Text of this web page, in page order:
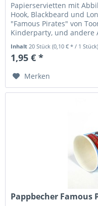
Papierservietten mit
Hook, Blackbeard und
"Famous Pirates" von
Kinderparty, und andere
Inhalt20 Stück(0,10 € * / 1 Stück)
1,95 € *
Merken
Pappbecher Famous